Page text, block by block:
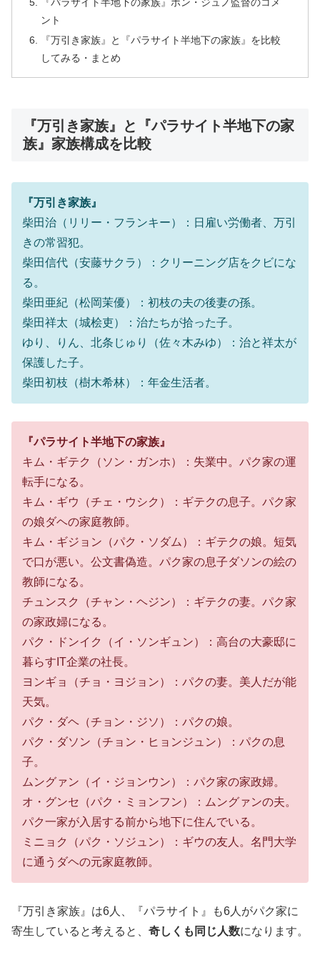
『パラサイト半地下の家族』ポン・ジュノ監督のコメ
ント
『万引き家族』と『パラサイト半地下の家族』を比較
してみる・まとめ
『万引き家族』と『パラサイト半地下の家
族』家族構成を比較
『万引き家族』
柴田治（リリー・フランキー）：日雇い労働者、万引
きの常習犯。
柴田信代（安藤サクラ）：クリーニング店をクビにな
る。
柴田亜紀（松岡茉優）：初枝の夫の後妻の孫。
柴田祥太（城桧吏）：治たちが拾った子。
ゆり、りん、北条じゅり（佐々木みゆ）：治と祥太が
保護した子。
柴田初枝（樹木希林）：年金生活者。
『パラサイト半地下の家族』
キム・ギテク（ソン・ガンホ）：失業中。パク家の運
転手になる。
キム・ギウ（チェ・ウシク）：ギテクの息子。パク家
の娘ダヘの家庭教師。
キム・ギジョン（パク・ソダム）：ギテクの娘。短気
で口が悪い。公文書偽造。パク家の息子ダソンの絵の
教師になる。
チュンスク（チャン・ヘジン）：ギテクの妻。パク家
の家政婦になる。
パク・ドンイク（イ・ソンギュン）：高台の大豪邸に
暮らすIT企業の社長。
ヨンギョ（チョ・ヨジョン）：パクの妻。美人だが能
天気。
パク・ダヘ（チョン・ジソ）：パクの娘。
パク・ダソン（チョン・ヒョンジュン）：パクの息
子。
ムングァン（イ・ジョンウン）：パク家の家政婦。
オ・グンセ（パク・ミョンフン）：ムングァンの夫。
パク一家が入居する前から地下に住んでいる。
ミニョク（パク・ソジュン）：ギウの友人。名門大学
に通うダヘの元家庭教師。
『万引き家族』は6人、『パラサイト』も6人がパク家に
寄生していると考えると、 奇しくも同じ人数になります。